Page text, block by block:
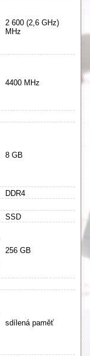
2 600 (2,6 GHz)
MHz
4400 MHz
8 GB
DDR4
SSD
256 GB
sdílená paměť